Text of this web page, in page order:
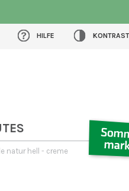
HILFE KONTRAST
natur hell - creme